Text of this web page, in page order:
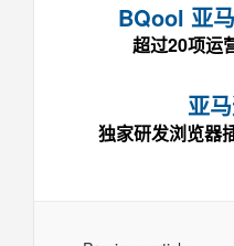
BQool 亚
超过20项运
亚
独家研发浏览器